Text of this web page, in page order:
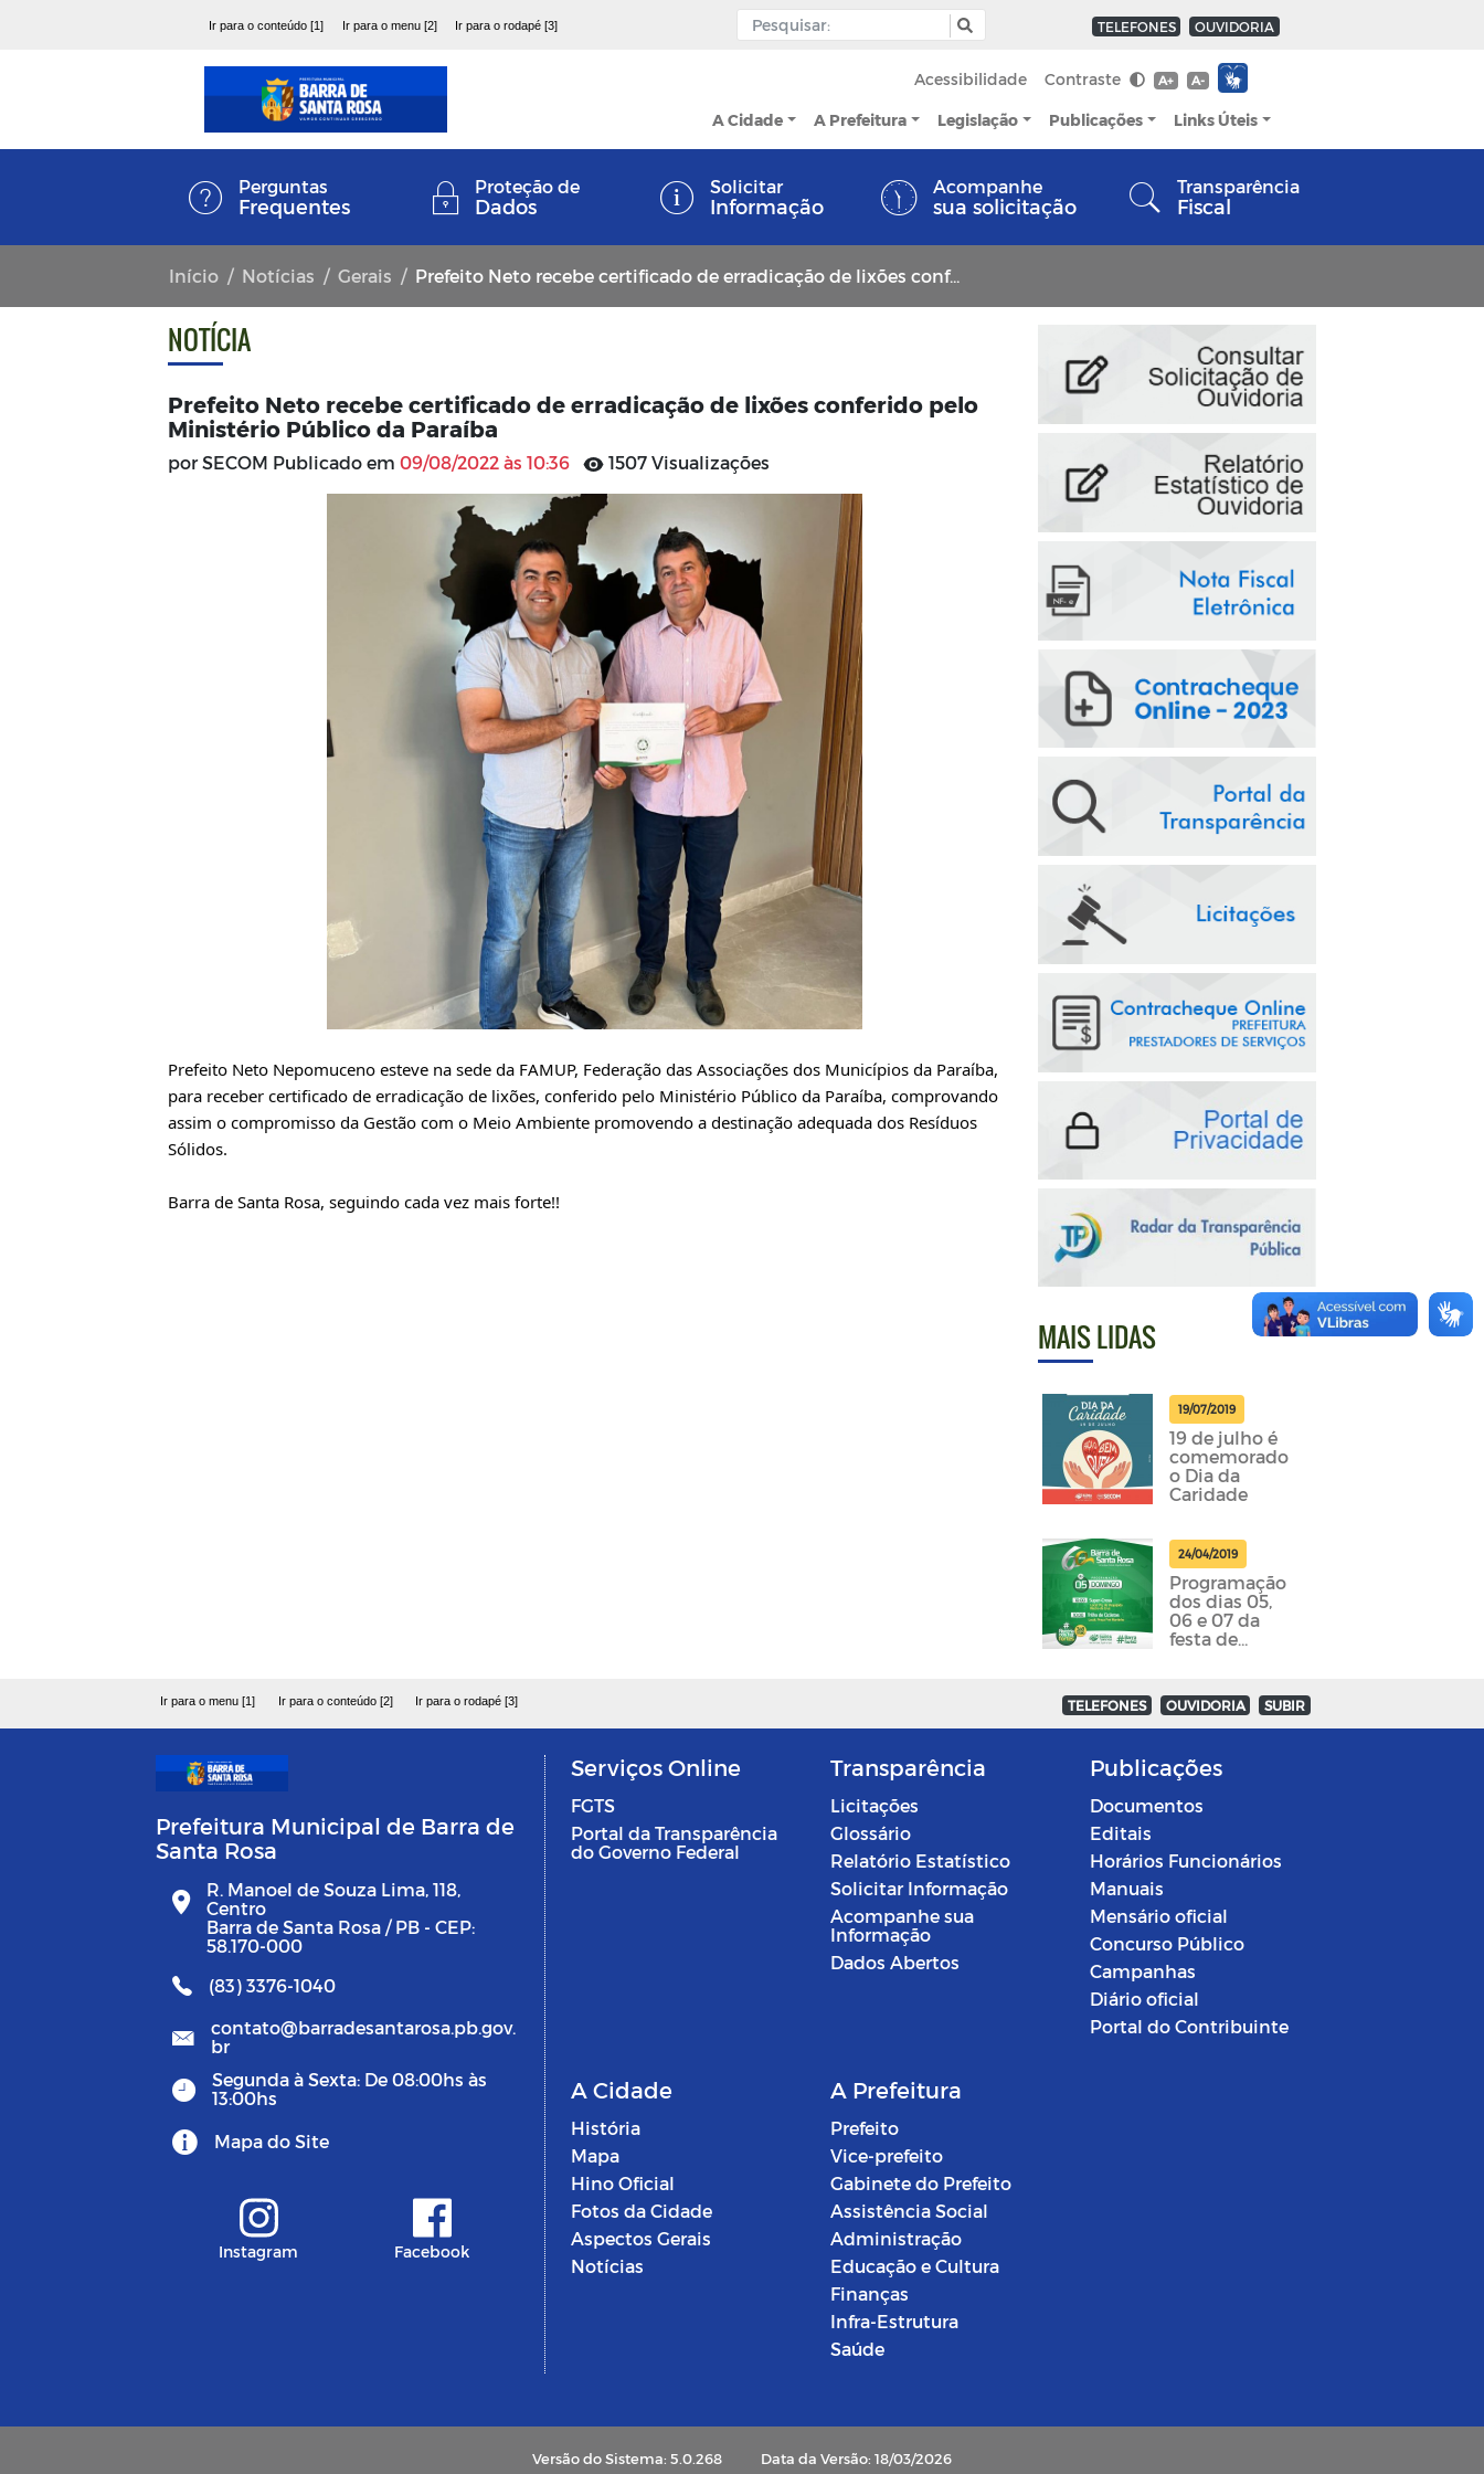
Ir para o conteúdo [1] Ir para o menu [2] Ir para o rodapé [3] TELEFONES OUVIDORIA
Acessibilidade Contraste A+ A-
A Cidade A Prefeitura Legislação Publicações Links Úteis
Perguntas
Frequentes
Proteção de
Dados
Solicitar
Informação
Acompanhe
sua solicitação
Transparência
Fiscal
Início Notícias Gerais Prefeito Neto recebe certificado de erradicação de lixões conferido pelo Ministério Público da Paraíba
NOTÍCIA
Prefeito Neto recebe certificado de erradicação de lixões conferido pelo
Ministério Público da Paraíba
por SECOM Publicado em 09/08/2022 às 10:36 1507 Visualizações
Prefeito Neto Nepomuceno esteve na sede da FAMUP, Federação das Associações dos Municípios da Paraíba,
para receber certificado de erradicação de lixões, conferido pelo Ministério Público da Paraíba, comprovando
assim o compromisso da Gestão com o Meio Ambiente promovendo a destinação adequada dos Resíduos
Sólidos.
Barra de Santa Rosa, seguindo cada vez mais forte!!
MAIS LIDAS
19/07/2019
19 de julho é
comemorado
o Dia da
Caridade
24/04/2019
Programação
dos dias 05,
06 e 07 da
festa de
foram
divulgadas
Ir para o menu [1] Ir para o conteúdo [2] Ir para o rodapé [3] TELEFONES OUVIDORIA SUBIR
Prefeitura Municipal de Barra de
Santa Rosa
R. Manoel de Souza Lima, 118,
Centro
Barra de Santa Rosa / PB - CEP:
58.170-000
(83) 3376-1040
contato@barradesantarosa.pb.gov.
br
Segunda à Sexta: De 08:00hs às
13:00hs
Mapa do Site
Instagram Facebook
Serviços Online
FGTS
Portal da Transparência
do Governo Federal
Transparência
Licitações
Glossário
Relatório Estatístico
Solicitar Informação
Acompanhe sua
Informação
Dados Abertos
Publicações
Documentos
Editais
Horários Funcionários
Manuais
Mensário oficial
Concurso Público
Campanhas
Diário oficial
Portal do Contribuinte
A Cidade
História
Mapa
Hino Oficial
Fotos da Cidade
Aspectos Gerais
Notícias
A Prefeitura
Prefeito
Vice-prefeito
Gabinete do Prefeito
Assistência Social
Administração
Educação e Cultura
Finanças
Infra-Estrutura
Saúde
Versão do Sistema: 5.0.268 Data da Versão: 18/03/2026